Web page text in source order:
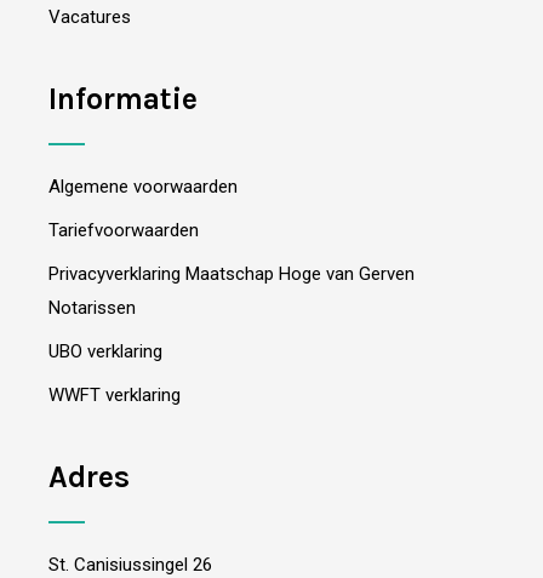
Vacatures
Informatie
Algemene voorwaarden
Tariefvoorwaarden
Privacyverklaring Maatschap Hoge van Gerven
Notarissen
UBO verklaring
WWFT verklaring
Adres
St. Canisiussingel 26